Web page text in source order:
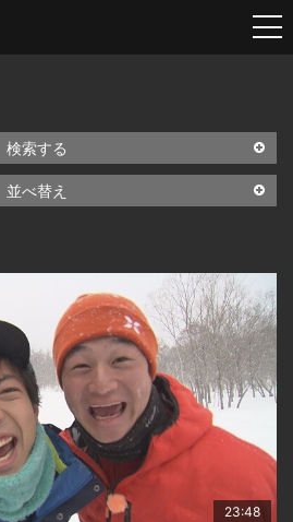
検索する
並べ替え
23:48